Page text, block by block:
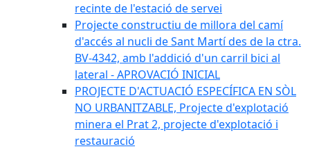
recinte de l'estació de servei
Projecte constructiu de millora del camí
d'accés al nucli de Sant Martí des de la ctra.
BV-4342, amb l'addició d'un carril bici al
lateral - APROVACIÓ INICIAL
PROJECTE D'ACTUACIÓ ESPECÍFICA EN SÒL
NO URBANITZABLE, Projecte d'explotació
minera el Prat 2, projecte d'explotació i
restauració